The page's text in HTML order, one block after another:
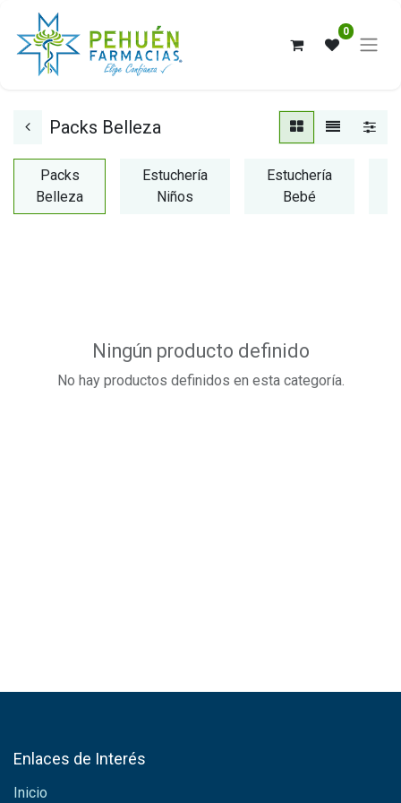
0
Packs Belleza
Packs
Belleza
Estuchería
Niños
Estuchería
Bebé
Ningún producto definido
No hay productos definidos en esta categoría.
Enlaces de Interés
Inicio